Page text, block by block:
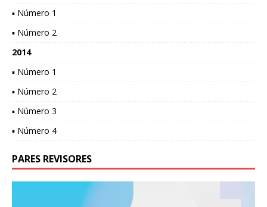
▪ Número 1
▪ Número 2
2014
▪ Número 1
▪ Número 2
▪ Número 3
▪ Número 4
PARES REVISORES